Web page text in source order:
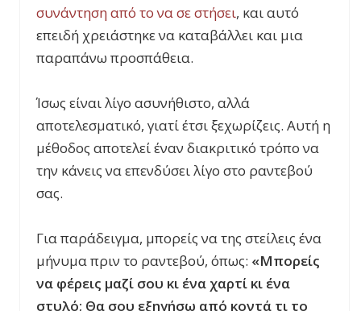
συνάντηση από το να σε στήσει, και αυτό
επειδή χρειάστηκε να καταβάλλει και μια
παραπάνω προσπάθεια.
Ίσως είναι λίγο ασυνήθιστο, αλλά
αποτελεσματικό, γιατί έτσι ξεχωρίζεις. Αυτή η
μέθοδος αποτελεί έναν διακριτικό τρόπο να
την κάνεις να επενδύσει λίγο στο ραντεβού
σας.
Για παράδειγμα, μπορείς να της στείλεις ένα
μήνυμα πριν το ραντεβού, όπως: «Μπορείς
να φέρεις μαζί σου κι ένα χαρτί κι ένα
στυλό; Θα σου εξηγήσω από κοντά τι το